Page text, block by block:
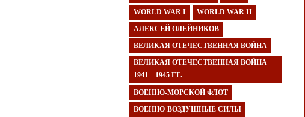
WORLD WAR I WORLD WAR II
АЛЕКСЕЙ ОЛЕЙНИКОВ
ВЕЛИКАЯ ОТЕЧЕСТВЕННАЯ ВОЙНА
ВЕЛИКАЯ ОТЕЧЕСТВЕННАЯ ВОЙНА
1941—1945 ГГ.
ВОЕННО-МОРСКОЙ ФЛОТ
ВОЕННО-ВОЗДУШНЫЕ СИЛЫ